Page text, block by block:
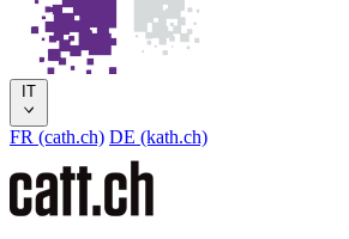
IT
FR (cath.ch) DE (kath.ch)